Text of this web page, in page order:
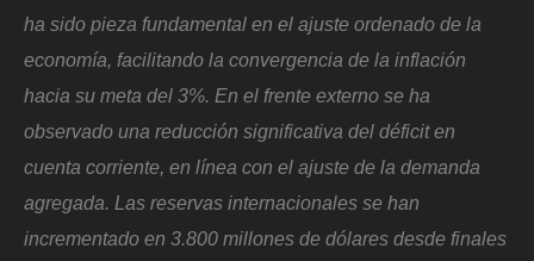
ha sido pieza fundamental en el ajuste ordenado de la
economía, facilitando la convergencia de la inflación
hacia su meta del 3%. En el frente externo se ha
observado una reducción significativa del déficit en
cuenta corriente, en línea con el ajuste de la demanda
agregada. Las reservas internacionales se han
incrementado en 3.800 millones de dólares desde finales